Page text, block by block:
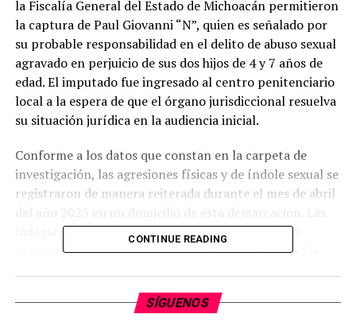
la Fiscalía General del Estado de Michoacán permitieron
la captura de Paul Giovanni “N”, quien es señalado por
su probable responsabilidad en el delito de abuso sexual
agravado en perjuicio de sus dos hijos de 4 y 7 años de
edad. El imputado fue ingresado al centro penitenciario
local a la espera de que el órgano jurisdiccional resuelva
su situación jurídica en la audiencia inicial.
Conforme a los datos que constan en la carpeta de
investigación, las agresiones físicas y de índole sexual se
registraron de manera reiterada durante el mes de abril
indagatorias preliminares indican que el detenido
presuntamente utilizaba amenazas directas hacia los
conducta y evitar que los hechos fueran denunciados
ante las autoridades policiacas o familiares cercanos.
CONTINUE READING
SÍGUENOS